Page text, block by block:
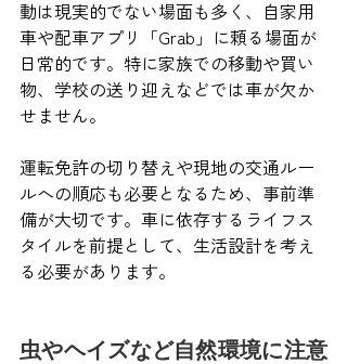
動は現実的でない場面も多く、自家用
車や配車アプリ「Grab」に頼る場面が
日常的です。特に家族での移動や買い
物、学校の送り迎えなどでは車が欠か
せません。
運転免許の切り替えや現地の交通ルー
ルへの順応も必要となるため、事前準
備が大切です。車に依存するライフス
タイルを前提として、生活設計を考え
る必要があります。
虫やヘイズなど自然環境に注意